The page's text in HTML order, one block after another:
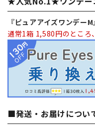
『ピュアアイズワンデーM
通常1箱 1,580円のところ
■発送・お届けについ